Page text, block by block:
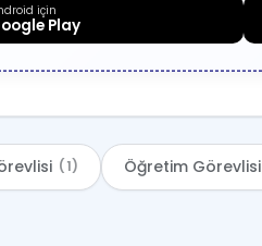
için
Play
(1) Öğretim Görevlisi